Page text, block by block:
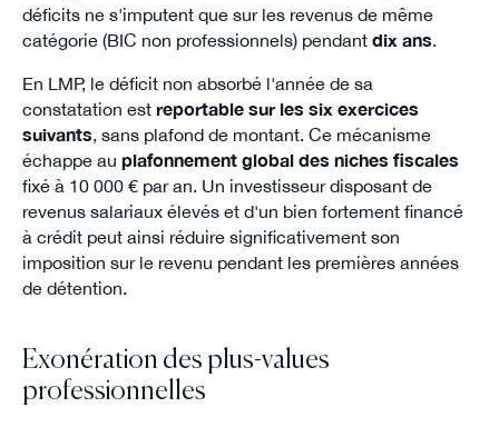
déficits ne s'imputent que sur les revenus de même
catégorie (BIC non professionnels) pendant dix ans.
En LMP, le déficit non absorbé l'année de sa
constatation est reportable sur les six exercices
suivants, sans plafond de montant. Ce mécanisme
échappe au plafonnement global des niches fiscales
fixé à 10 000 € par an. Un investisseur disposant de
revenus salariaux élevés et d'un bien fortement financé
à crédit peut ainsi réduire significativement son
imposition sur le revenu pendant les premières années
de détention.
Exonération des plus-values
professionnelles